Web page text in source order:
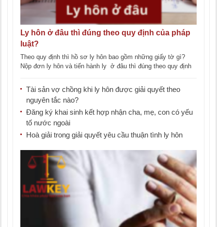
Ly hôn ở đâu thì đúng theo quy định của pháp
luật?
Theo quy định thì hồ sơ ly hôn bao gồm những giấy tờ gì?
Nộp đơn ly hôn và tiến hành ly ở đâu thì đúng theo quy định
Tài sản vợ chồng khi ly hôn được giải quyết theo
nguyên tắc nào?
Đăng ký khai sinh kết hợp nhận cha, mẹ, con có yếu
tố nước ngoài
Hoà giải trong giải quyết yêu cầu thuận tình ly hôn